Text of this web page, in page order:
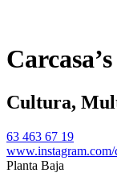
Cultura,
63 463 67 19
www.instagram.com/
Planta Baja